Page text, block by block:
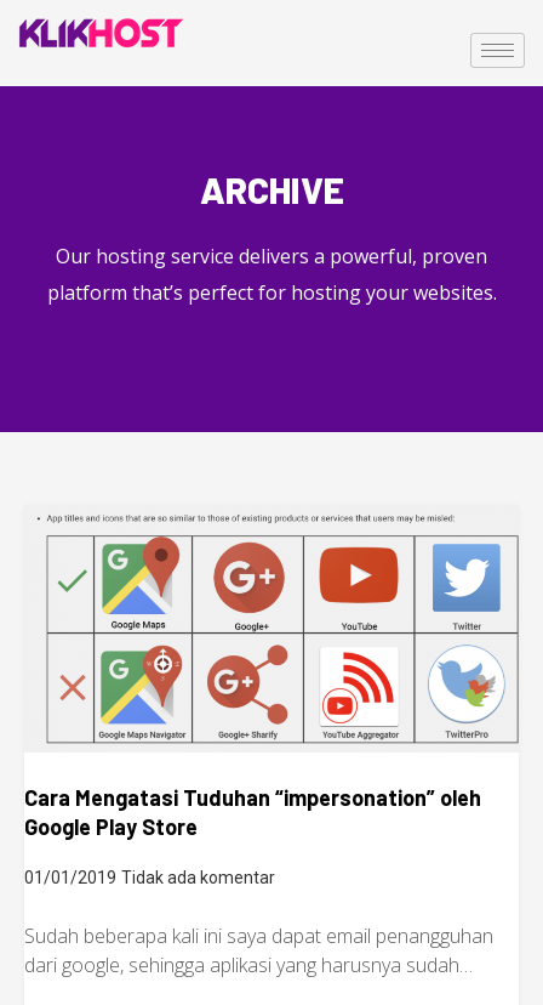
ARCHIVE
Our hosting service delivers a powerful, proven
platform that’s perfect for hosting your websites.
Cara Mengatasi Tuduhan “impersonation” oleh
Google Play Store
01/01/2019 Tidak ada komentar
Sudah beberapa kali ini saya dapat email penangguhan
dari google, sehingga aplikasi yang harusnya sudah…